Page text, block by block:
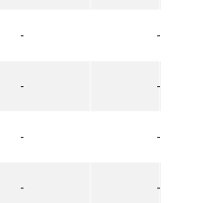
- -
- -
- -
- -